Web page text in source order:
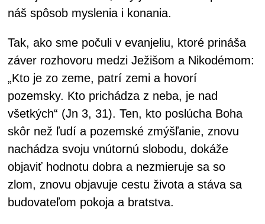
náš spôsob myslenia i konania.
Tak, ako sme počuli v evanjeliu, ktoré prináša
záver rozhovoru medzi Ježišom a Nikodémom:
„Kto je zo zeme, patrí zemi a hovorí
pozemsky. Kto prichádza z neba, je nad
všetkých“ (Jn 3, 31). Ten, kto poslúcha Boha
skôr než ľudí a pozemské zmýšľanie, znovu
nachádza svoju vnútornú slobodu, dokáže
objaviť hodnotu dobra a nezmieruje sa so
zlom, znovu objavuje cestu života a stáva sa
budovateľom pokoja a bratstva.